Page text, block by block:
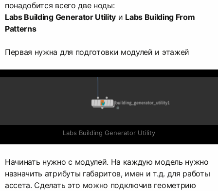
понадобится всего две ноды:
Labs Building Generator Utility и Labs Building From
Patterns
Первая нужна для подготовки модулей и этажей
Labs Building Generator Utility
Начинать нужно с модулей. На каждую модель нужно
назначить атрибуты габаритов, имен и т.д. для работы
ассета. Сделать это можно подключив геометрию